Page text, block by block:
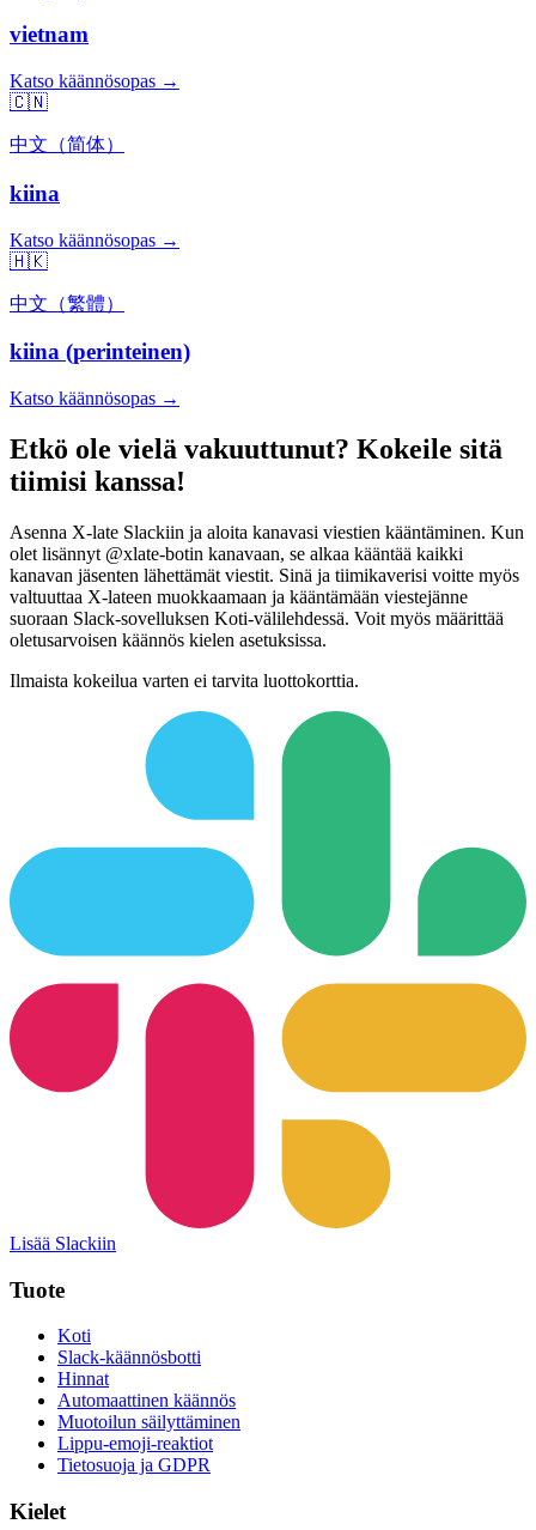
vietnam
Katso käännösopas →
🇨🇳
中文（简体）
kiina
Katso käännösopas →
🇭🇰
中文（繁體）
kiina (perinteinen)
Katso käännösopas →
Etkö ole vielä vakuuttunut? Kokeile sitä
tiimisi kanssa!
Asenna X-late Slackiin ja aloita kanavasi viestien kääntäminen. Kun
olet lisännyt @xlate-botin kanavaan, se alkaa kääntää kaikki
kanavan jäsenten lähettämät viestit. Sinä ja tiimikaverisi voitte myös
valtuuttaa X-lateen muokkaamaan ja kääntämään viestejänne
suoraan Slack-sovelluksen Koti-välilehdessä. Voit myös määrittää
oletusarvoisen käännös kielen asetuksissa.
Ilmaista kokeilua varten ei tarvita luottokorttia.
Lisää Slackiin
Tuote
Koti
Slack-käännösbotti
Hinnat
Automaattinen käännös
Muotoilun säilyttäminen
Lippu-emoji-reaktiot
Tietosuoja ja GDPR
Kielet